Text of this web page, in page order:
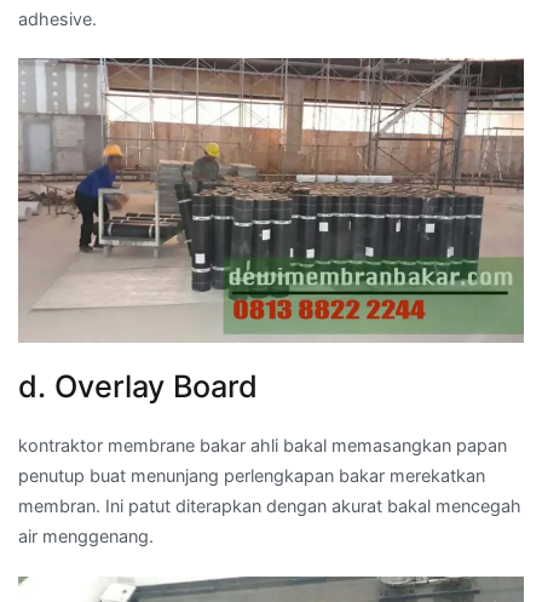
adhesive.
d. Overlay Board
kontraktor membrane bakar ahli bakal memasangkan papan
penutup buat menunjang perlengkapan bakar merekatkan
membran. Ini patut diterapkan dengan akurat bakal mencegah
air menggenang.